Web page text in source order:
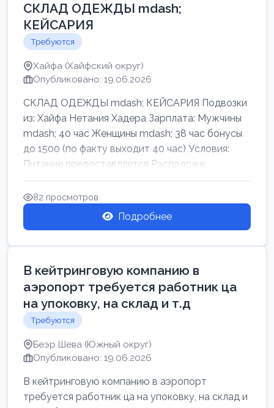
СКЛАД ОДЕЖДЫ mdash;
КЕЙСАРИЯ
Требуются
Хайфа (Хайфский округ)
Опубликовано: 19.06.2026
СКЛАД ОДЕЖДЫ mdash; КЕЙСАРИЯ Подвозки
из: Хайфа Нетания Хадера Зарплата: Мужчины
mdash; 40 час Женщины mdash; 38 час бонусы
до 1500 (по факту выходит 40 час) Условия:
Питание предоставляется Расположе...
82 просмотров
Подробнее
В кейтринговую компанию в
аэропорт требуется работник ца
на упоковку, на склад и т.д
Требуются
Беэр Шева (Южный округ)
Опубликовано: 19.06.2026
В кейтринговую компанию в аэропорт
требуется работник ца на упоковку, на склад и